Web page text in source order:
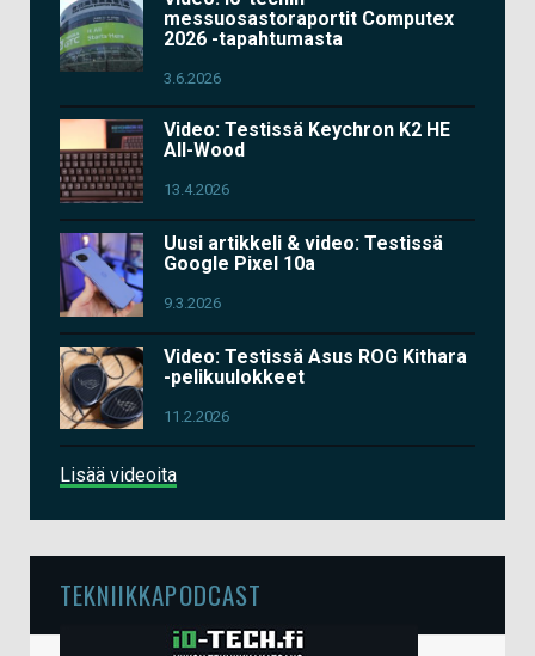
messuosastoraportit Computex
2026 -tapahtumasta
3.6.2026
Video: Testissä Keychron K2 HE
All-Wood
13.4.2026
Uusi artikkeli & video: Testissä
Google Pixel 10a
9.3.2026
Video: Testissä Asus ROG Kithara
-pelikuulokkeet
11.2.2026
Lisää videoita
TEKNIIKKAPODCAST